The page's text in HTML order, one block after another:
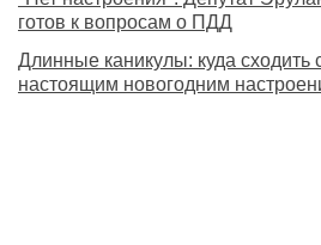
готов к вопросам о ПДД
Длинные каникулы: куда сходить
настоящим новогодним